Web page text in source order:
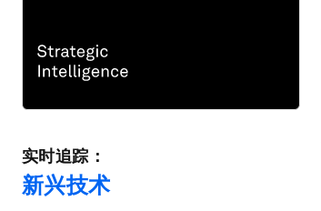
实时追踪：
新兴技术